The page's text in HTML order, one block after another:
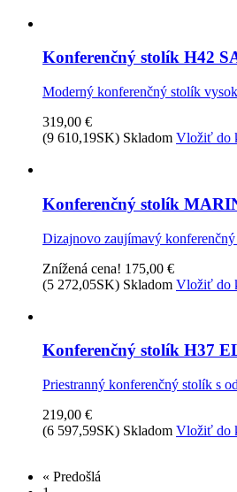
Konferenčný stolík H42
Moderný konferenčný stolík
319,00 €
(9 610,19SK) Skladom Vložiť do
Konferenčný stolík
Dizajnovo zaujímavý
Znížená cena! 175,00 €
(5 272,05SK) Skladom Vložiť do
Konferenčný stolík H37
Priestranný konferenčný stolík s
219,00 €
(6 597,59SK) Skladom Vložiť do
« Predošlá